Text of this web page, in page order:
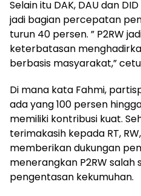
Selain itu DAK, DAU dan
jadi bagian percepatan
turun 40 persen. ” P2RW
keterbatasan
berbasis masyarakat,”
Di mana kata Fahmi,
ada yang 100 persen
memiliki kontribusi kuat.
terimakasih kepada RT,
memberikan dukungan
menerangkan P2RW
pengentasan kekumuhan.